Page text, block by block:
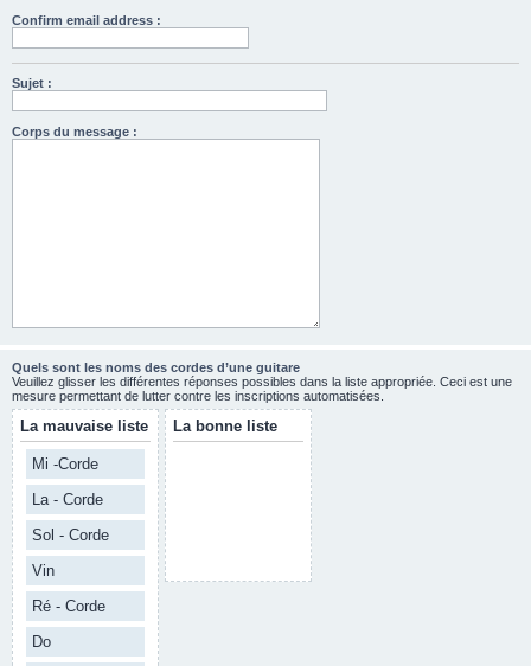
Confirm email address :
Sujet :
Corps du message :
Quels sont les noms des cordes d’une guitare
Veuillez glisser les différentes réponses possibles dans la liste appropriée. Ceci est une
mesure permettant de lutter contre les inscriptions automatisées.
La mauvaise liste
Mi -Corde
La - Corde
Sol - Corde
Vin
Ré - Corde
Do
La bonne liste